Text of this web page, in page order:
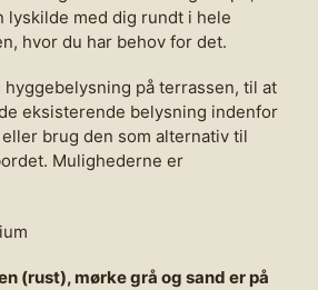
lyskilde med dig rundt i hele
hvor du har behov for det.
hyggebelysning på terrassen, til at
eksisterende belysning indenfor
brug den som alternativ til
Mulighederne er
(rust), mørke grå og sand er på